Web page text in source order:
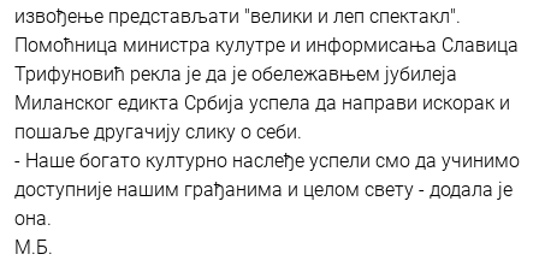
извођење представљати "велики и леп спектакл".
Помоћница министра кулутре и информисања Славица
Трифуновић рекла је да је обележавњем јубилеја
Миланског едикта Србија успела да направи искорак и
пошаље другачију слику о себи.
- Наше богато културно наслеђе успели смо да учинимо
доступније нашим грађанима и целом свету - додала је
она.
М.Б.